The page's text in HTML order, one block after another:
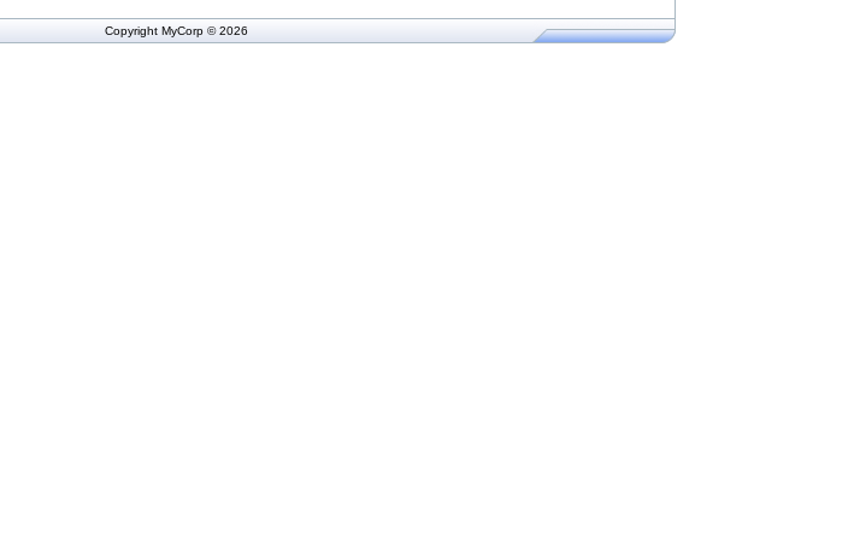
Copyright MyCorp © 2026